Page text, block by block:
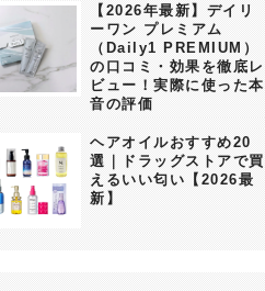
【2026年最新】デイリ
ーワン プレミアム
（Daily1 PREMIUM）
の口コミ・効果を徹底レ
ビュー！実際に使った本
音の評価
ヘアオイルおすすめ20
選｜ドラッグストアで買
えるいい匂い【2026最
新】